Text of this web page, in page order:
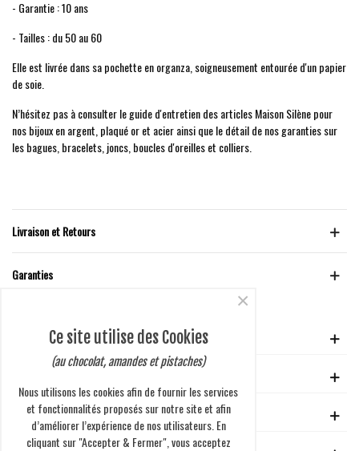
- Garantie : 10 ans
- Tailles : du 50 au 60
Elle est livrée dans sa pochette en organza, soigneusement entourée d'un papier
de soie.
N’hésitez pas à consulter le guide d'entretien des articles Maison Silène pour
nos bijoux en argent, plaqué or et acier ainsi que le détail de nos garanties sur
les bagues, bracelets, joncs, boucles d'oreilles et colliers.
Livraison et Retours
Garanties
VOTRE COMPTE
EN SAVOIR PLUS
Ce site utilise des Cookies
(au chocolat, amandes et pistaches)
Nous utilisons les cookies afin de fournir les services
et fonctionnalités proposés sur notre site et afin
d’améliorer l’expérience de nos utilisateurs. En
cliquant sur "Accepter & Fermer", vous acceptez
×